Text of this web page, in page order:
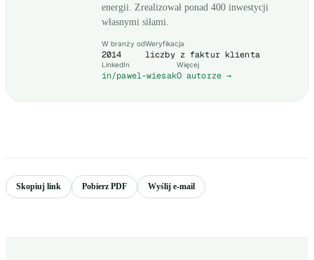
energii. Zrealizował ponad 400 inwestycji
własnymi siłami.
W branży od
2014
Weryfikacja
liczby z faktur klienta
LinkedIn
in/pawel-wiesak
Więcej
O autorze →
Skopiuj link Pobierz PDF Wyślij e-mail